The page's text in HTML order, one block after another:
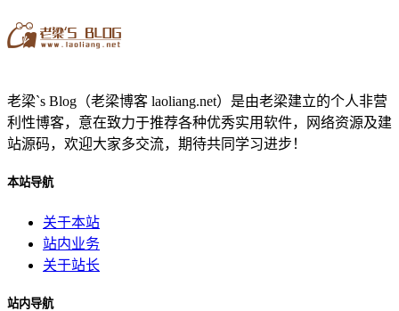
老梁`s Blog（老梁博客 laoliang.net）是由老梁建立的个人非营
利性博客，意在致力于推荐各种优秀实用软件，网络资源及建
站源码，欢迎大家多交流，期待共同学习进步！
本站导航
关于本站
站内业务
关于站长
站内导航